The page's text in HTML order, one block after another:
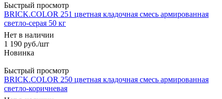
Быстрый просмотр
BRICK.COLOR 251 цветная кладочная смесь армированная
светло-серая 50 кг
Нет в наличии
1 190 руб./шт
Быстрый просмотр
BRICK.COLOR 250 цветная кладочная смесь армированная
светло-коричневая